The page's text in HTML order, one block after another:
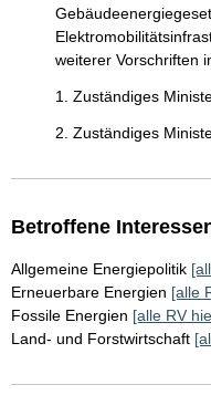
weiterer Vorschriften
1. Zuständiges
2. Zuständiges
Betroffene
Allgemeine Energiepolitik
Erneuerbare Energien [alle
Fossile Energien [alle RV
Land- und Forstwirtschaft